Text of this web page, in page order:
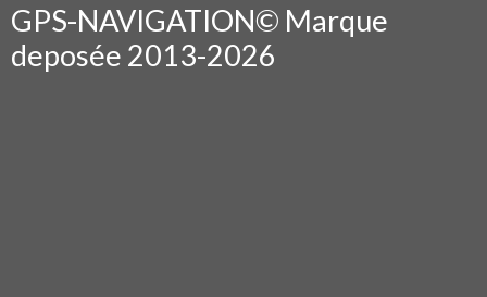
GPS-NAVIGATION© Marque
deposée 2013-2026